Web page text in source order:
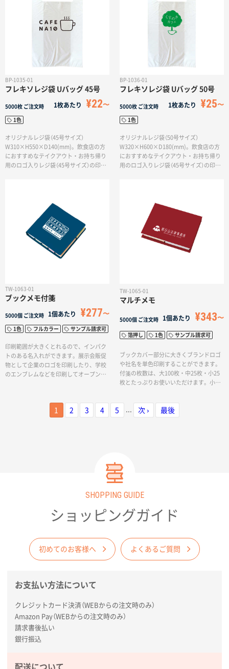
果も◎。袋は半透明・乳白の２色からお
◎。袋は半透明・乳白の２色からお選び
BP-1035-01
フレキソレジ袋 Uバッグ 45号
5000枚 ご注文時 1枚あたり ¥22
1色
オリジナルレジ袋（45号サイズ）
W310×H550×D140(mm)。飲食店の方
におすすめなテイクアウト・お持ち帰り
用のロゴ入りレジ袋（45号サイズ）の印刷
囲の方にもアピールできる販促効果も
◎。袋は半透明・乳白の２色からお選び
いただけます。
BP-1036-01
フレキソレジ袋 Uバッグ 50号
5000枚 ご注文時 1枚あたり ¥25
1色
オリジナルレジ袋（50号サイズ）
W320×H600×D180(mm)。飲食店の方
におすすめなテイクアウト・お持ち帰り
用のロゴ入りレジ袋（45号サイズ）の印刷
囲の方にもアピールできる販促効果も
◎。袋は半透明・乳白の２色からお選び
いただけます。
TW-1063-01
ブックメモ付箋
5000個 ご注文時 1個あたり ¥277
1色 フルカラー サンプル請求可
印刷範囲が大きくとれるので、インパク
トのある名入れができます。展示会販促
物として企業のロゴを印刷したり、学校
のエンブレムなどを印刷してオープンキ
るため、たっぷりお使いいただけます。
TW-1065-01
マルチメモ
5000個 ご注文時 1個あたり ¥343
箔押し 1色 サンプル請求可
ブックカバー部分に大きくブランドロゴ
や社名を単色印刷することができます。
付箋の枚数は、大100枚・中25枚・小25
枚とたっぷりお使いいただけます。小さ
記念品やオープンキャンパスの粗品とし
1 2 3 4 5 次 › 最後
SHOPPING GUIDE
ショッピングガイド
初めてのお客様へ よくあるご質問
お支払い方法について
クレジットカード決済（WEBからの注文時のみ）
Amazon Pay（WEBからの注文時のみ）
請求書後払い
銀行振込
配送について